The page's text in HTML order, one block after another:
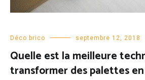
Déco brico septembre 12, 2018
Quelle est la meilleure
transformer des palettes en